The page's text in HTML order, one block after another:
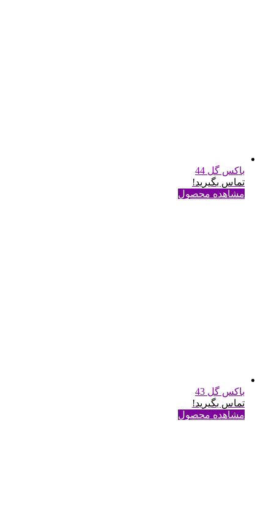
باکس گل 44
تماس بگیرید!
مشاهده محصول
باکس گل 43
تماس بگیرید!
مشاهده محصول